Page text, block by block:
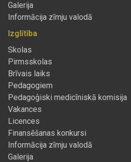
Galerija
Informācija zīmju valodā
Izglītība
Skolas
Pirmsskolas
Brīvais laiks
Pedagogiem
Pedagoģiski medicīniskā komisija
Vakances
Licences
Finansēšanas konkursi
Informācija zīmju valodā
Galerija